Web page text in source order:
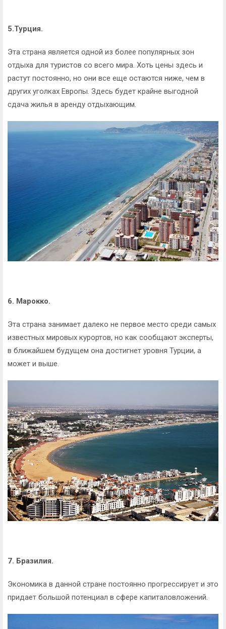
5.Турция.
Эта страна является одной из более популярных зон
отдыха для туристов со всего мира. Хоть цены здесь и
растут постоянно, но они все еще остаются ниже, чем в
других уголках Европы. Здесь будет крайне выгодной
сдача жилья в аренду отдыхающим.
6. Марокко.
Эта страна занимает далеко не первое место среди самых
известных мировых курортов, но как сообщают эксперты,
в ближайшем будущем она достигнет уровня Турции, а
может и выше.
7. Бразилия.
Экономика в данной стране постоянно прогрессирует и это
придает большой потенциал в сфере капиталовложений.